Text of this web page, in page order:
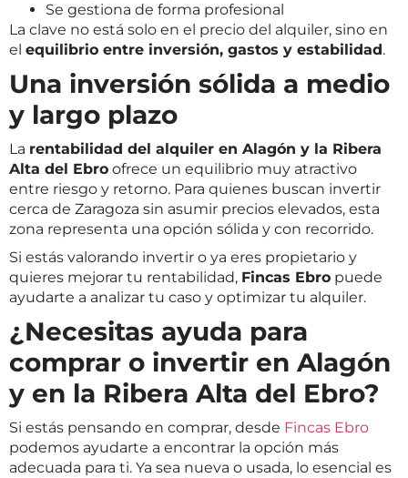
Se gestiona de forma profesional
La clave no está solo en el precio del alquiler, sino en
el equilibrio entre inversión, gastos y estabilidad.
Una inversión sólida a medio
y largo plazo
La rentabilidad del alquiler en Alagón y la Ribera
Alta del Ebro ofrece un equilibrio muy atractivo
entre riesgo y retorno. Para quienes buscan invertir
cerca de Zaragoza sin asumir precios elevados, esta
zona representa una opción sólida y con recorrido.
Si estás valorando invertir o ya eres propietario y
quieres mejorar tu rentabilidad, Fincas Ebro puede
ayudarte a analizar tu caso y optimizar tu alquiler.
¿Necesitas ayuda para
comprar o invertir en Alagón
y en la Ribera Alta del Ebro?
Si estás pensando en comprar, desde Fincas Ebro
podemos ayudarte a encontrar la opción más
adecuada para ti. Ya sea nueva o usada, lo esencial es